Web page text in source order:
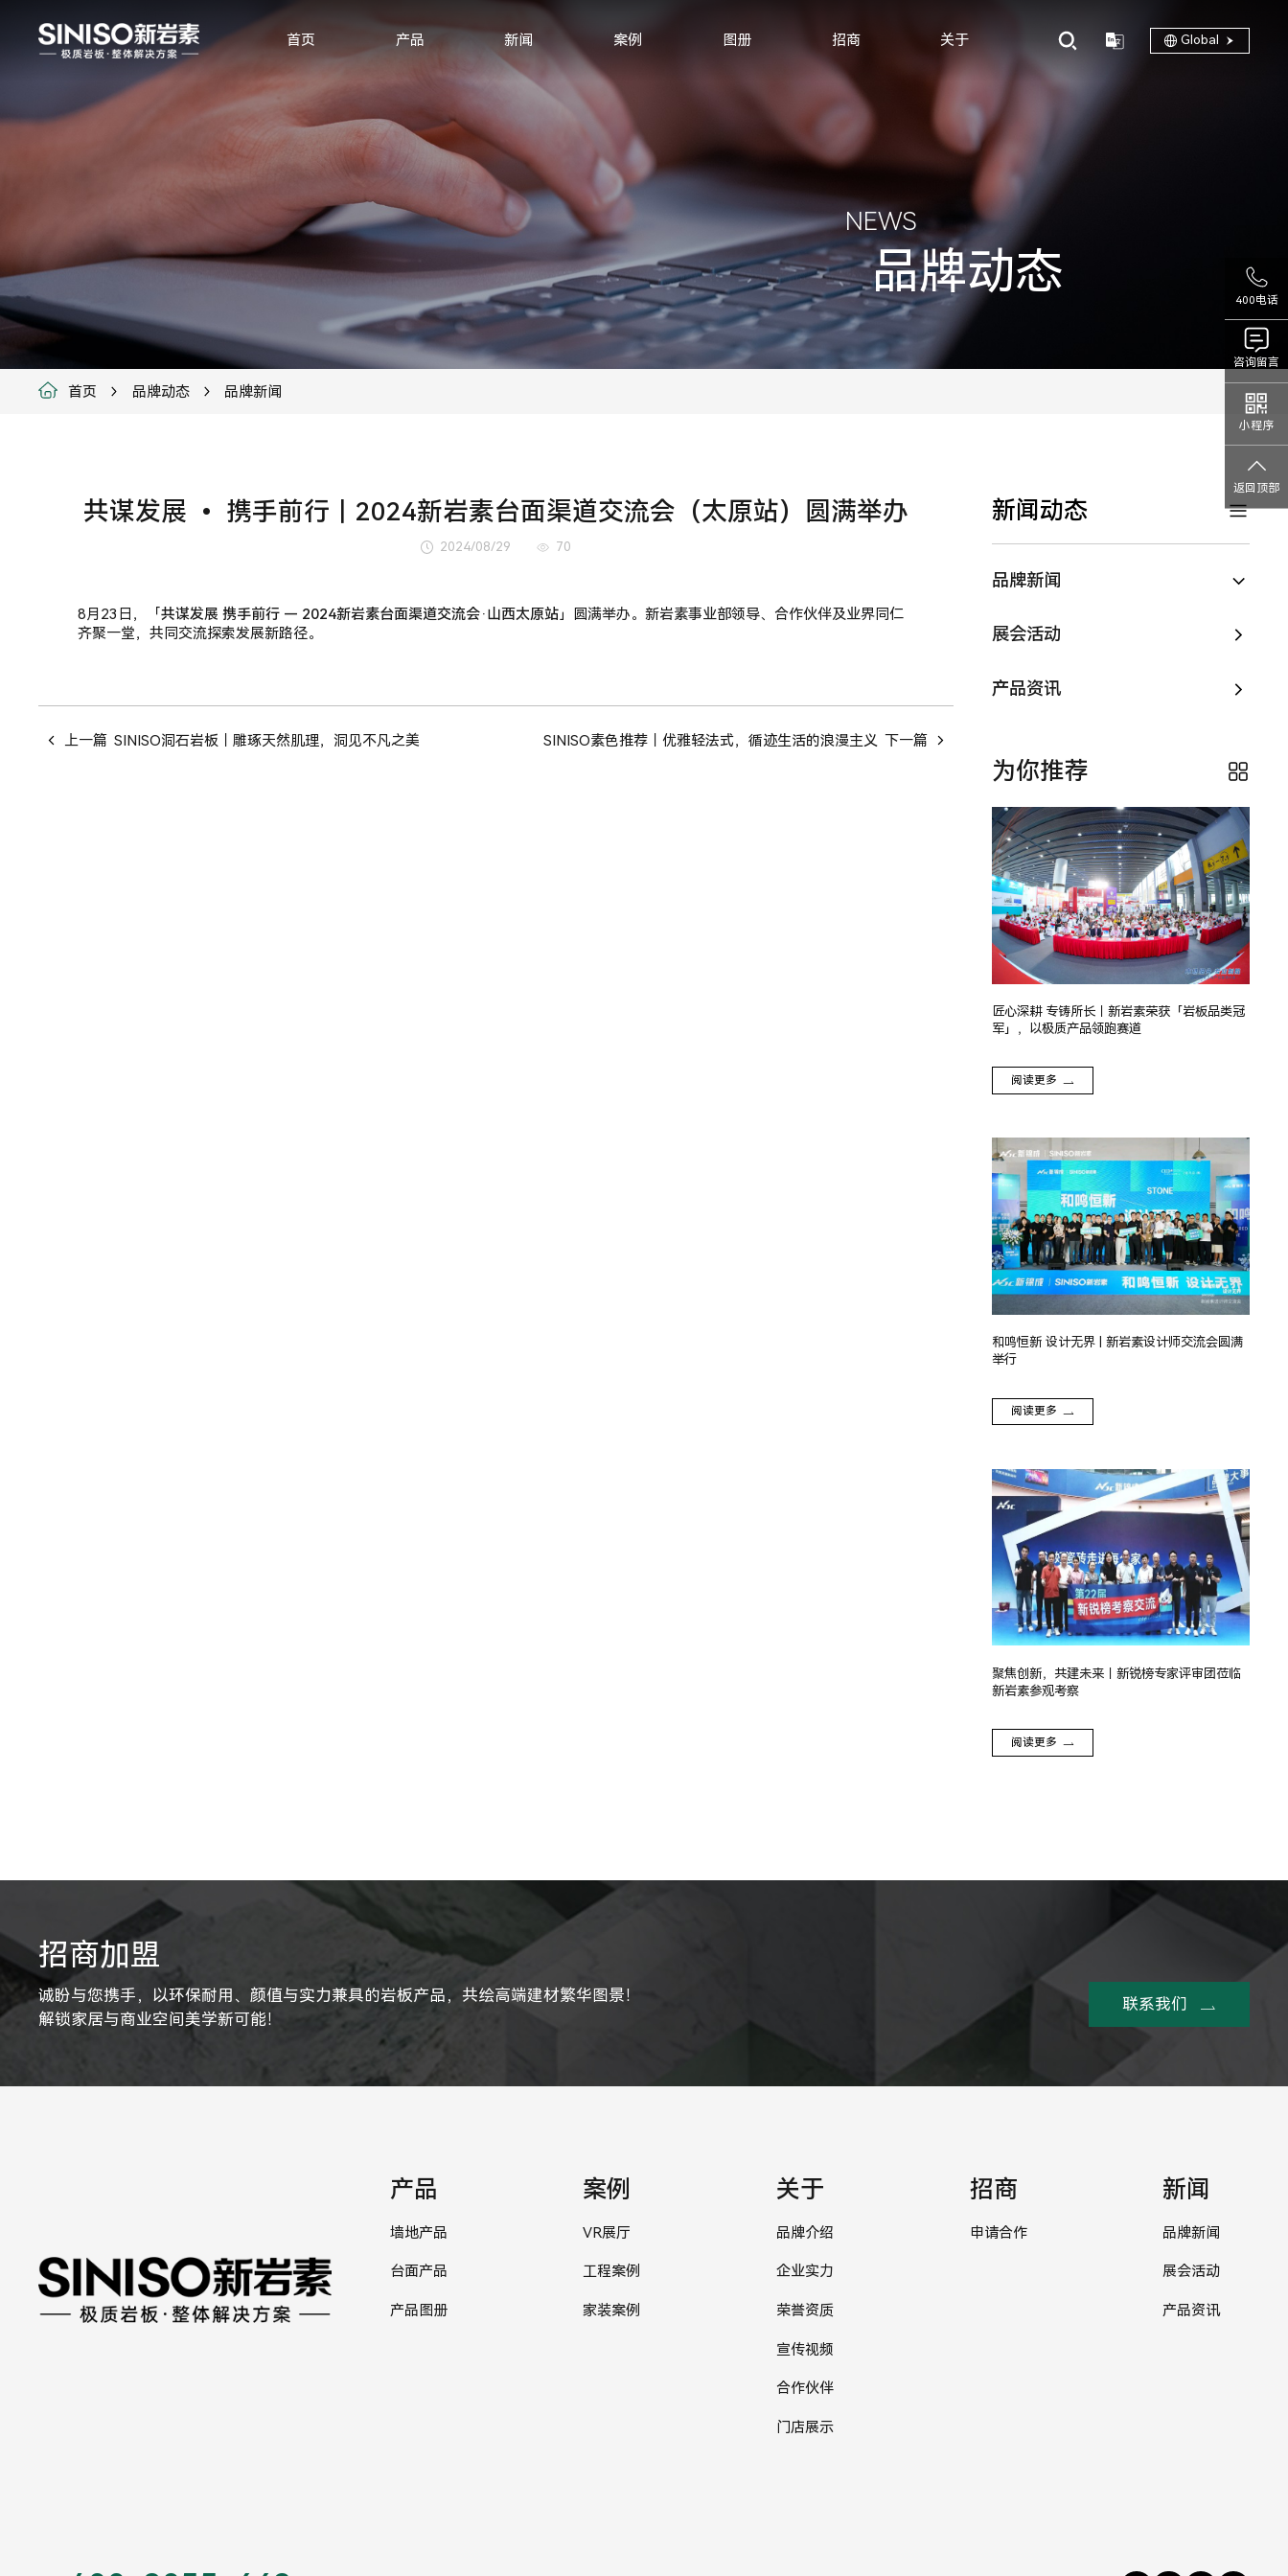
首页 产品 新闻 案例 图册 招商 关于 Global
NEWS
品牌动态
首页 品牌动态 品牌新闻
共谋发展 • 携手前行｜2024新岩素台面渠道交流会（太原站）圆满举办
2024/08/29 70
8月23日，「共谋发展 携手前行 — 2024新岩素台面渠道交流会·山西太原站」圆满举办。新岩素事业部领导、合作伙伴及业界同仁
齐聚一堂，共同交流探索发展新路径。
上一篇 SINISO洞石岩板｜雕琢天然肌理，洞见不凡之美 SINISO素色推荐｜优雅轻法式，循迹生活的浪漫主义 下一篇
新闻动态
品牌新闻
展会活动
产品资讯
为你推荐
匠心深耕 专铸所长｜新岩素荣获「岩板品类冠
军」，以极质产品领跑赛道
阅读更多
和鸣恒新 设计无界 | 新岩素设计师交流会圆满
举行
阅读更多
聚焦创新，共建未来｜新锐榜专家评审团莅临
新岩素参观考察
阅读更多
招商加盟
诚盼与您携手，以环保耐用、颜值与实力兼具的岩板产品，共绘高端建材繁华图景！
解锁家居与商业空间美学新可能！
联系我们
400电话
咨询留言
小程序
返回顶部
产品
墙地产品
台面产品
产品图册
案例
VR展厅
工程案例
家装案例
关于
品牌介绍
企业实力
荣誉资质
宣传视频
合作伙伴
门店展示
招商
申请合作
新闻
品牌新闻
展会活动
产品资讯